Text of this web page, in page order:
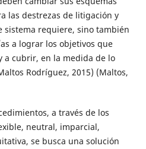
las destrezas de litigación y
sistema requiere, sino también
a lograr los objetivos que
a cubrir, en la medida de lo
Rodríguez, 2015) (Maltos,
a través de los
neutral, imparcial,
se busca una solución